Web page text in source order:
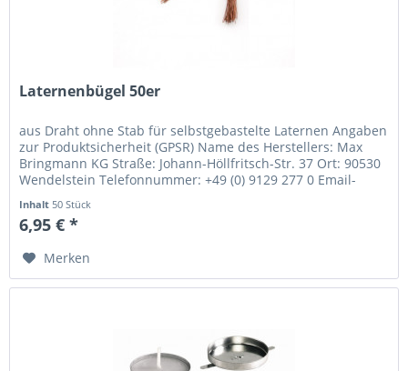
Laternenbügel 50er
aus Draht ohne Stab für selbstgebastelte Laternen Angaben
zur Produktsicherheit (GPSR) Name des Herstellers: Max
Bringmann KG Straße: Johann-Höllfritsch-Str. 37 Ort: 90530
Wendelstein Telefonnummer: +49 (0) 9129 277 0 Email-
Inhalt 50 Stück
6,95 € *
Merken